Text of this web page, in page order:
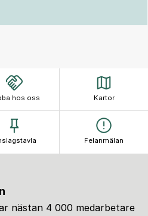
hos oss Kartor
Felanmälan
nästan 4 000 medarbetare